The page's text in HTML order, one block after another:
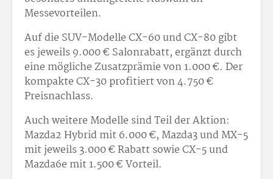
Messevorteilen.
Auf die SUV-Modelle CX-60 und CX-80 gibt
es jeweils 9.000 € Salonrabatt, ergänzt durch
eine mögliche Zusatzprämie von 1.000 €. Der
kompakte CX-30 profitiert von 4.750 €
Preisnachlass.
Auch weitere Modelle sind Teil der Aktion:
Mazda2 Hybrid mit 6.000 €, Mazda3 und MX-5
mit jeweils 3.000 € Rabatt sowie CX-5 und
Mazda6e mit 1.500 € Vorteil.